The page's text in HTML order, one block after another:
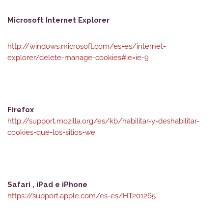
Microsoft Internet Explorer
http://windows.microsoft.com/es-es/internet-
explorer/delete-manage-cookies#ie=ie-9
Firefox
http://support.mozilla.org/es/kb/habilitar-y-deshabilitar-
cookies-que-los-sitios-we
Safari , iPad e iPhone
https://support.apple.com/es-es/HT201265